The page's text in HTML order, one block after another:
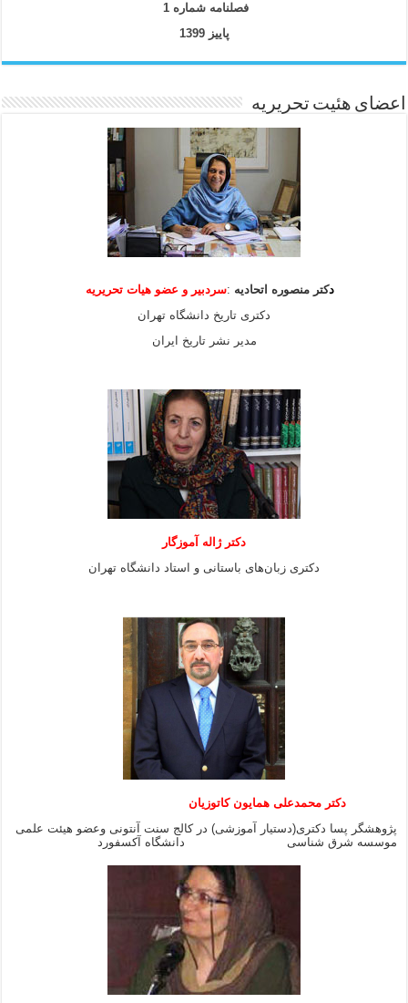
فصلنامه شماره 1
پاییز 1399
اعضای هئیت تحریریه
دکتر منصوره اتحادیه :سردبیر و عضو هیاتتحریریه
دکتری تاریخ دانشگاه تهران
مدیر نشر تاریخ ایران
دکتر ژاله آموزگار
دکتری زبان‌های باستانی و استاد دانشگاه تهران
دکتر محمدعلی همایون کاتوزیان
پژوهشگر پسا دکتری(دستیار آموزشی) در کالج سنت آنتونی وعضو هیئت علمی
موسسه شرق شناسی دانشگاه آکسفورد